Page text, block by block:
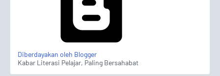
Diberdayakan oleh Blogger
Kabar Literasi Pelajar, Paling Bersahabat